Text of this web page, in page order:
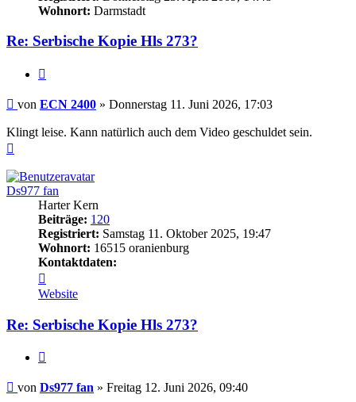
Wohnort: Darmstadt
Re: Serbische Kopie Hls 273?
Beitrag
von ECN 2400 » Donnerstag 11. Juni 2026, 17:03
Klingt leise. Kann natürlich auch dem Video geschuldet sein.
Ds977 fan
Harter Kern
Beiträge: 120
Registriert: Samstag 11. Oktober 2025, 19:47
Wohnort: 16515 oranienburg
Kontaktdaten:
von
Ds977
fan
Website
Re: Serbische Kopie Hls 273?
Beitrag
von Ds977 fan » Freitag 12. Juni 2026, 09:40